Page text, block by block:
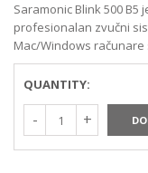
bila
je:
379,00
Saramonic Blink 500
profesionalan zvučni
Mac/Windows računare
QUANTITY: